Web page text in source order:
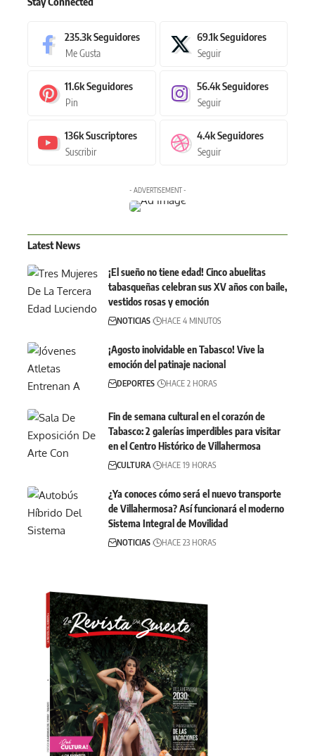
235.3kSeguidores
Me Gusta
69.1kSeguidores
Seguir
11.6kSeguidores
Pin
56.4kSeguidores
Seguir
136kSuscriptores
Suscribir
4.4kSeguidores
Seguir
- ADVERTISEMENT -
Latest News
¡El sueño no tiene edad! Cinco abuelitas
tabasqueñas celebran sus XV años con baile,
vestidos rosas y emoción
NOTICIAS HACE 4 MINUTOS
¡Agosto inolvidable en Tabasco! Vive la
emoción del patinaje nacional
DEPORTES HACE 2 HORAS
Fin de semana cultural en el corazón de
Tabasco: 2 galerías imperdibles para visitar
en el Centro Histórico de Villahermosa
CULTURA HACE 19 HORAS
¿Ya conoces cómo será el nuevo transporte
de Villahermosa? Así funcionará el moderno
Sistema Integral de Movilidad
NOTICIAS HACE 23 HORAS